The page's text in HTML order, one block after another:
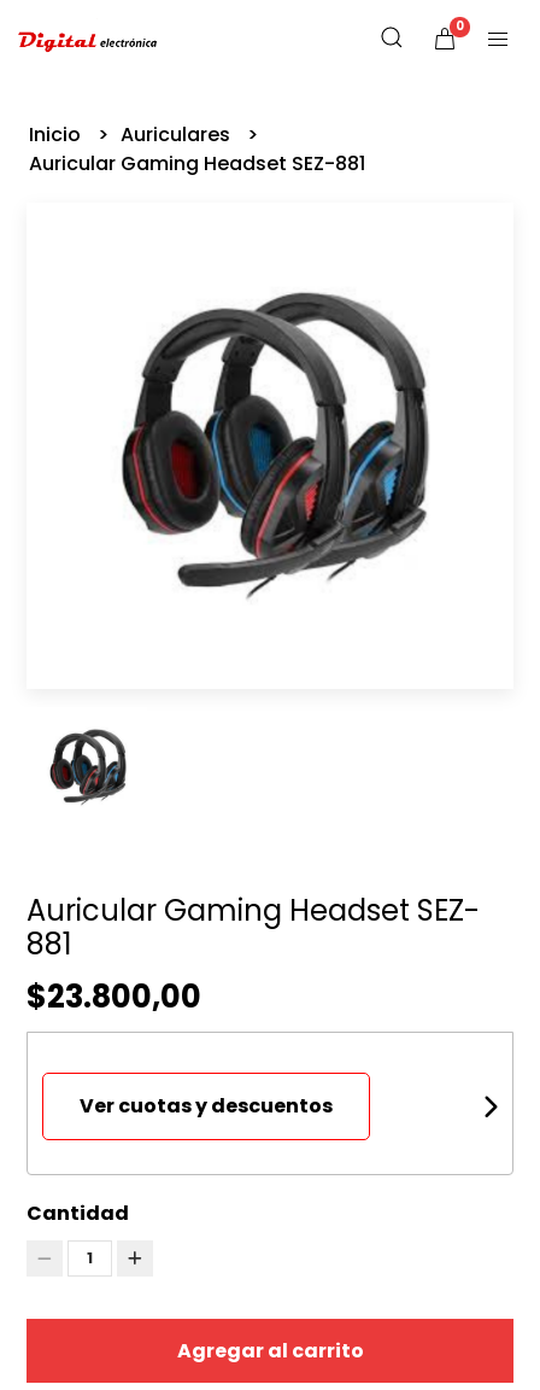
0
Inicio
Auriculares
Auricular Gaming Headset SEZ-881
Auricular Gaming Headset SEZ-
881
$23.800,00
Ver cuotas y descuentos
Cantidad
1
Agregar al carrito